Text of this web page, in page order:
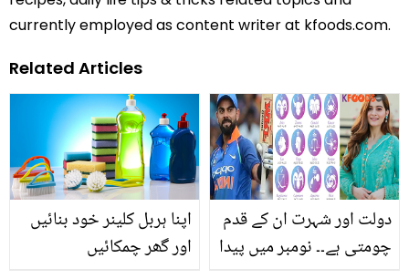
currently employed as content writer at kfoods.com.
Related Articles
اپنا ہربل کلینر خود بنائیں
اور گھر چمکائیں
دولت اور شہرت ان کے قدم
چومتی ہے۔۔ نومبر میں پیدا